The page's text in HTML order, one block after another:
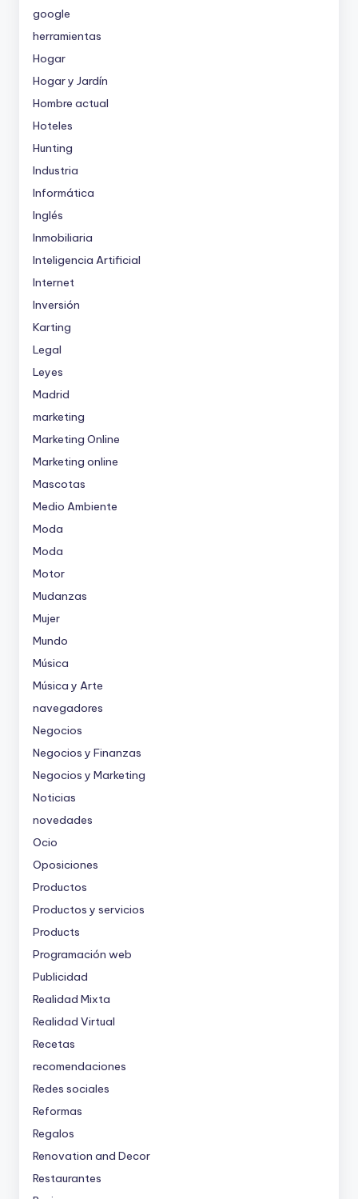
google
herramientas
Hogar
Hogar y Jardín
Hombre actual
Hoteles
Hunting
Industria
Informática
Inglés
Inmobiliaria
Inteligencia Artificial
Internet
Inversión
Karting
Legal
Leyes
Madrid
marketing
Marketing Online
Marketing online
Mascotas
Medio Ambiente
Moda
Moda
Motor
Mudanzas
Mujer
Mundo
Música
Música y Arte
navegadores
Negocios
Negocios y Finanzas
Negocios y Marketing
Noticias
novedades
Ocio
Oposiciones
Productos
Productos y servicios
Products
Programación web
Publicidad
Realidad Mixta
Realidad Virtual
Recetas
recomendaciones
Redes sociales
Reformas
Regalos
Renovation and Decor
Restaurantes